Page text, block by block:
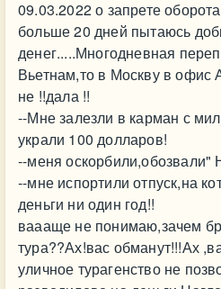
09.03.2022 о запрете
больше 20 дней пытаюсь
денег.....Многодневная
Вьетнам,то в Москву в офис
не !!дала !!
--Мне залезли в карман с
украли 100 долларов!
--меня оскорбили,обозвали"
--мне испортили отпуск,на
деньги ни один год!!
ваааще не понимаю,зачем
тура??Ах!вас обманут!!!Ах
уличное турагенство не